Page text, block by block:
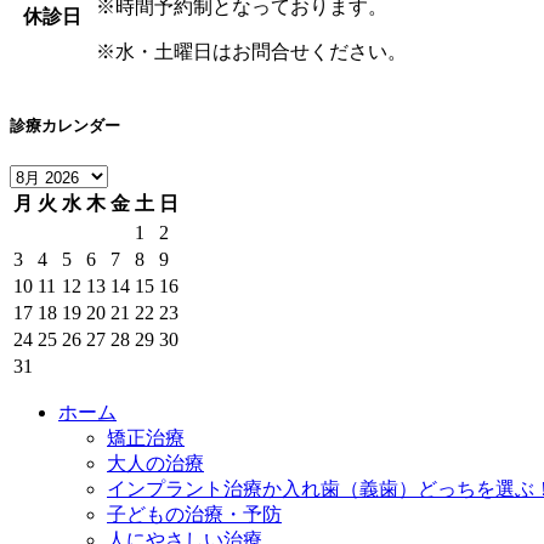
休診日 ※時間予約制となっております。
※水・土曜日はお問合せください。
診療カレンダー
月 火 水 木 金 土 日
1
2
3
4 5 6 7 8
9
10 11 12 13 14 15 16
17 18 19 20 21 22 23
24 25 26 27 28 29 30
31
ホーム
矯正治療
大人の治療
インプラント治療か入れ歯（義歯）どっちを選ぶ
子どもの治療・予防
人にやさしい治療